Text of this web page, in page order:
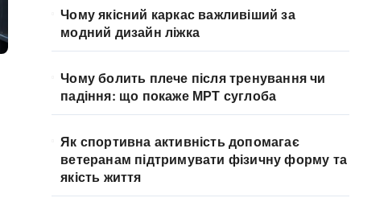
Чому якісний каркас важливіший за
модний дизайн ліжка
Чому болить плече після тренування чи
падіння: що покаже МРТ суглоба
Як спортивна активність допомагає
ветеранам підтримувати фізичну форму та
якість життя